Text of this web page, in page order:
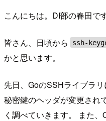
こんにちは。DI部の春田です
皆さん、日頃から ssh-
かと思います。
先日、GoのSSHライブラリ
秘密鍵のヘッダが変更され
く調べていきます。 また